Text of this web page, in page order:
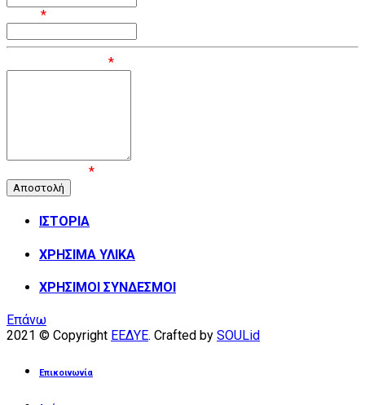
*
*
*
ΙΣΤΟΡΙΑ
ΧΡΗΣΙΜΑ ΥΛΙΚΑ
ΧΡΗΣΙΜΟΙ ΣΥΝΔΕΣΜΟΙ
Επάνω
2021 © Copyright ΕΕΔΥΕ. Crafted by SOULid
Επικοινωνία